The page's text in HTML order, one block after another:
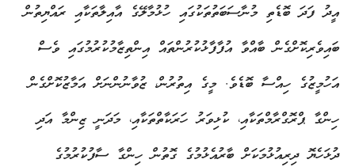
އީދު ފަދަ ބޮޑެތި މުނާސަބަތުތަކުގައި ހުޅުމާލޭގެ އާއިލާތަކާއި ރައްޔިތުން
ބައިވެރިކޮށްގެން ބާއްވާ އުފާފާޅުކުރުންތައް އިންތިޒާމުކުރުމުގައި ވެސް
އަހުމީޒުގެ ހިއްސާ ބޮޑެވެ. މީގެ އިތުރުން، ޒުވާނުންނަށް އަމާޒުކޮށްގެން
ހިންގާ ޕްރޮގްރާމްތަކާއި، ކުޅިވަރު ހަރަކާތްތަކާއި، މަދަނީ ޒިންމާ އަދި
ދުޅަހެޔޮ ދިރިއުޅުމަކަށް ބާރުއެޅުމުގެ ގޮތުން ހިންގާ ސާފުކުރުމުގެ